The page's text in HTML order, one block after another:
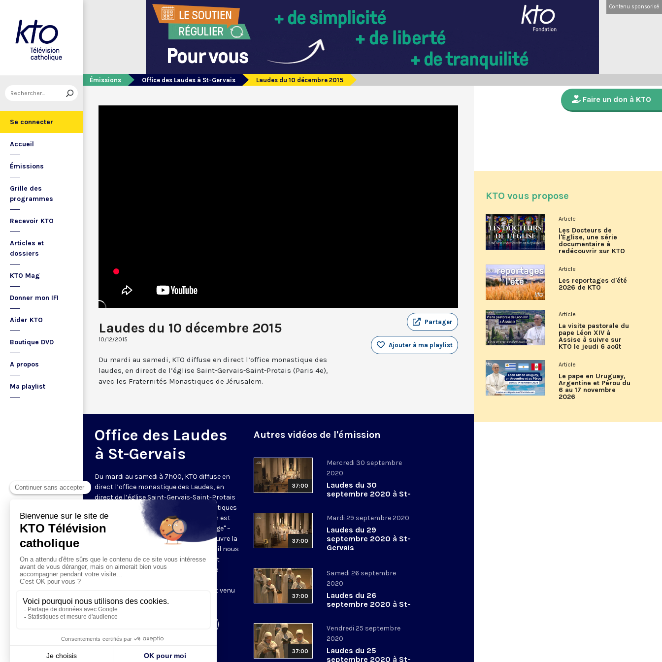
Se connecter
Accueil
Émissions
Grille des
programmes
Recevoir KTO
Articles et
dossiers
KTO Mag
Donner mon IFI
Aider KTO
Boutique DVD
A propos
Ma playlist
Contenu sponsorisé
Émissions Office des Laudes à St-Gervais Laudes du 10 décembre 2015
Laudes du 10 décembre 2015
10/12/2015
Partager
Ajouter à ma playlist
Du mardi au samedi, KTO diffuse en direct l’office monastique des
laudes, en direct de l’église Saint-Gervais-Saint-Protais (Paris 4e),
avec les Fraternités Monastiques de Jérusalem.
Office des Laudes
à St-Gervais
Du mardi au samedi à 7h00, KTO diffuse en
direct l’office monastique des Laudes, en
direct de l’église Saint-Gervais-Saint-Protais
(Paris IVe), avec les Fraternités Monastiques
de Jérusalem. Les Laudes – dont le nom est
dérivé du terme latin qui signifie "louange" –
sont d’abord la prière de louange qui ouvre la
journée pour remercier Dieu du don qu’il nous
fait de ce jour nouveau, et le placer tout
entier sous son regard. Mais son heure
Résurrection du Seigneur, "soleil levant venu
nous visiter" (Lc 1,28).
Autres vidéos de l'émission
37:00
Mercredi 30 septembre
2020
Laudes du 30
septembre 2020 à St-
37:00
Mardi 29 septembre 2020
Laudes du 29
septembre 2020 à St-
Gervais
37:00
Samedi 26 septembre
2020
Laudes du 26
septembre 2020 à St-
37:00
Vendredi 25 septembre
2020
Laudes du 25
septembre 2020 à St-
Faire un don à KTO
KTO vous propose
Article
Les Docteurs de
l'Église, une série
documentaire à
redécouvrir sur KTO
Article
Les reportages d'été
2026 de KTO
Article
La visite pastorale du
pape Léon XIV à
Assise à suivre sur
KTO le jeudi 6 août
Article
Le pape en Uruguay,
Argentine et Pérou du
6 au 17 novembre
2026